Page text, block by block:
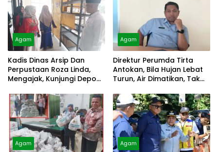
Agam
Kadis Dinas Arsip Dan
Perpustaan Roza Linda,
Mengajak, Kunjungi Depo
Agam
Direktur Perumda Tirta
Antokan, Bila Hujan Lebat
Turun, Air Dimatikan, Tak
Agam Agam